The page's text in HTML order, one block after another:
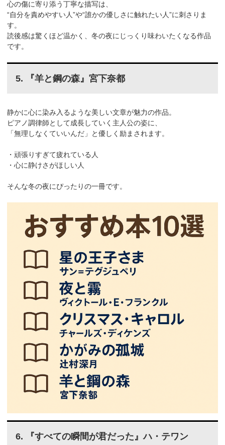
心の傷に寄り添う丁寧な描写は、
“自分を責めやすい人”や“誰かの優しさに触れたい人”に刺さりま
す。
読後感は驚くほど温かく、冬の夜にじっくり味わいたくなる作品
です。
5. 『羊と鋼の森』宮下奈都
静かに心に染み入るような美しい文章が魅力の作品。
ピアノ調律師として成長していく主人公の姿に、
「無理しなくていいんだ」と優しく励まされます。
・頑張りすぎて疲れている人
・心に静けさがほしい人
そんな冬の夜にぴったりの一冊です。
6. 『すべての瞬間が君だった』ハ・テワン